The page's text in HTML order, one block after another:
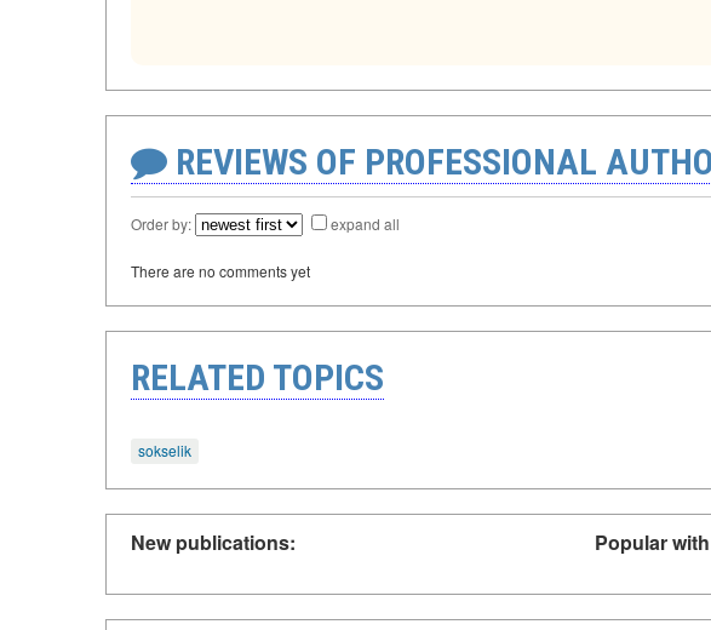
REVIEWS OF PROFESSIONAL
Order by: expand all
There are no comments yet
RELATED TOPICS
sokselik
New publications: Popular